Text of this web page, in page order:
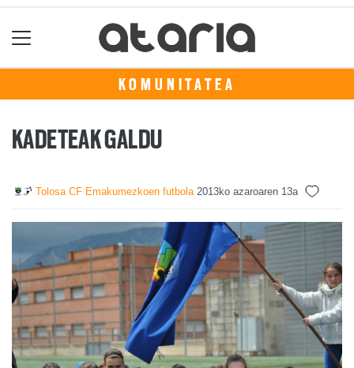
KOMUNITATEA
KADETEAK GALDU
Tolosa CF Emakumezkoen futbola 2013ko azaroaren 13a